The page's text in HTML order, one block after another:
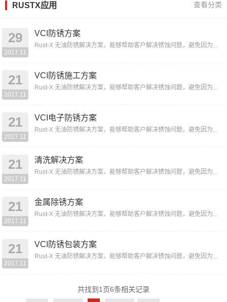
RUSTX应用 查看分类
29
2017.11
VCI防锈方案
Rust-X 无油防锈解决方案，能够帮助客户解决锈蚀问题，避免因为...
21
2017.11
VCI防锈施工方案
Rust-X 无油防锈解决方案，能够帮助客户解决锈蚀问题，避免因为...
21
2017.11
VCI电子防锈方案
Rust-X 无油防锈解决方案，能够帮助客户解决锈蚀问题，避免因为...
21
2017.11
清洗解决方案
Rust-X 无油防锈解决方案，能够帮助客户解决锈蚀问题，避免因为...
21
2017.11
金属除锈方案
Rust-X 无油防锈解决方案，能够帮助客户解决锈蚀问题，避免因为...
21
2017.11
VCI防锈包装方案
Rust-X 无油防锈解决方案，能够帮助客户解决锈蚀问题，避免因为...
共找到1 页6条相关记录